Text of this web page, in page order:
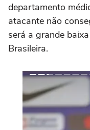
departamento
atacante não
será a grande
Brasileira.